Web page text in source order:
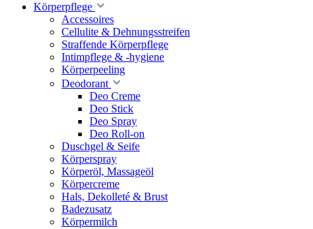
Körperpflege
Accessoires
Cellulite & Dehnungsstreifen
Straffende Körperpflege
Intimpflege & -hygiene
Körperpeeling
Deodorant
Deo Creme
Deo Stick
Deo Spray
Deo Roll-on
Duschgel & Seife
Körperspray
Körperöl, Massageöl
Körpercreme
Hals, Dekolleté & Brust
Badezusatz
Körpermilch